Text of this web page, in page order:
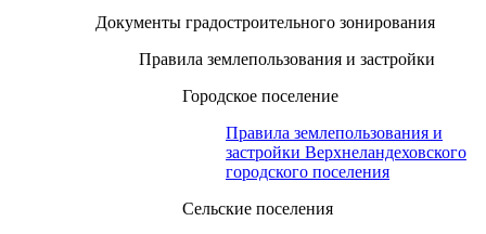
Документы градостроительного зонирования
Правила землепользования и застройки
Городское поселение
Правила землепользования и
застройки Верхнеландеховского
городского поселения
Сельские поселения